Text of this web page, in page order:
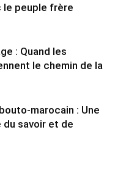
le peuple frère
: Quand les
le chemin de la
marocain : Une
du savoir et de